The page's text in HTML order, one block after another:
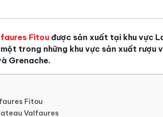
Fitou được sản xuất tại khu vực
trong những khu vực sản xuất
Grenache.
Fitou
Valfaures